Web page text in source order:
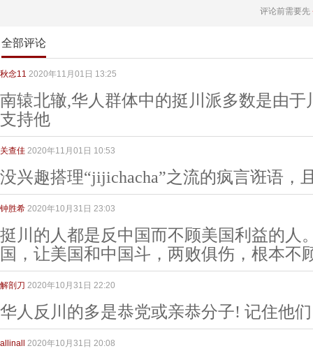
评论前需要先
全部评论
秋念11 2020年11月01日 13:25
南辕北辙,华人群体中的挺川派多数是由于
支持他
关查佳 2020年11月01日 10:53
没兴趣搭理“jijichacha”之流的疯言诳语，
钟胜希 2020年10月31日 23:03
挺川的人都是反中国而不顾美国利益的人
国，让美国和中国斗，两败俱伤，根本不
解剖刀 2020年10月31日 22:20
华人反川的多是恭党或亲恭分子! 记住他
allinall 2020年10月31日 20:08